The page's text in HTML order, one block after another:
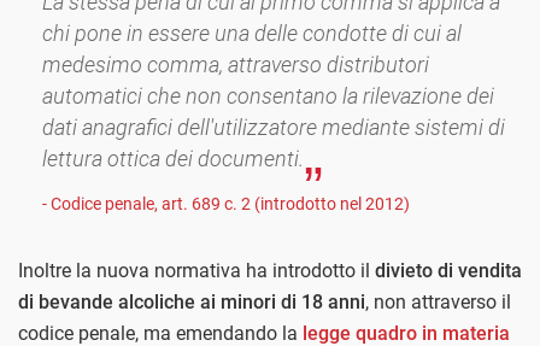
chi pone in essere una delle condotte di cui al
medesimo comma, attraverso distributori
automatici che non consentano la rilevazione dei
dati anagrafici dell'utilizzatore mediante sistemi di
lettura ottica dei documenti.
- Codice penale, art. 689 c. 2 (introdotto nel 2012)
Inoltre la nuova normativa ha introdotto il divieto di vendita
di bevande alcoliche ai minori di 18 anni, non attraverso il
codice penale, ma emendando la legge quadro in materia